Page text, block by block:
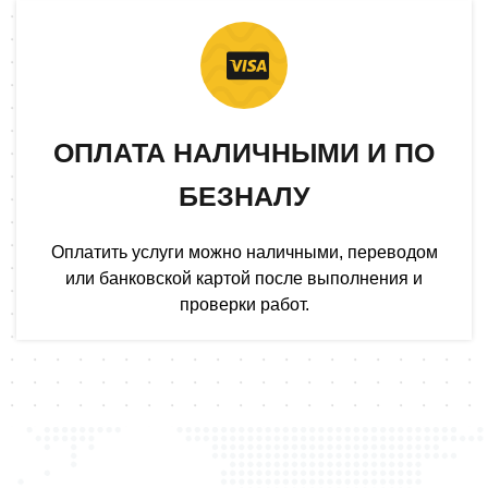
ОПЛАТА НАЛИЧНЫМИ И ПО
БЕЗНАЛУ
Оплатить услуги можно наличными, переводом
или банковской картой после выполнения и
проверки работ.